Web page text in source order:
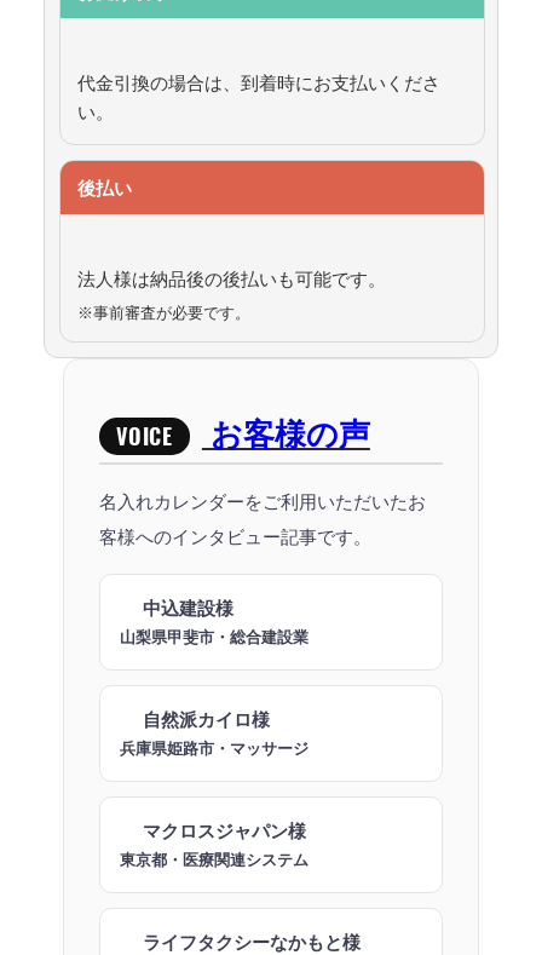
代金引換の場合は、到着時にお支払いくださ
い。
後払い
法人様は納品後の後払いも可能です。
※事前審査が必要です。
VOICE お客様の声
名入れカレンダーをご利用いただいたお
客様へのインタビュー記事です。
中込建設様
山梨県甲斐市・総合建設業
自然派カイロ様
兵庫県姫路市・マッサージ
マクロスジャパン様
東京都・医療関連システム
ライフタクシーなかもと様